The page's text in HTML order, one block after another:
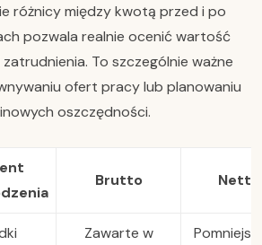
różnicy między kwotą przed i po
pozwala realnie ocenić wartość
To szczególnie ważne
ofert pracy lub planowaniu
oszczędności.
Brutto Netto
Zawarte w